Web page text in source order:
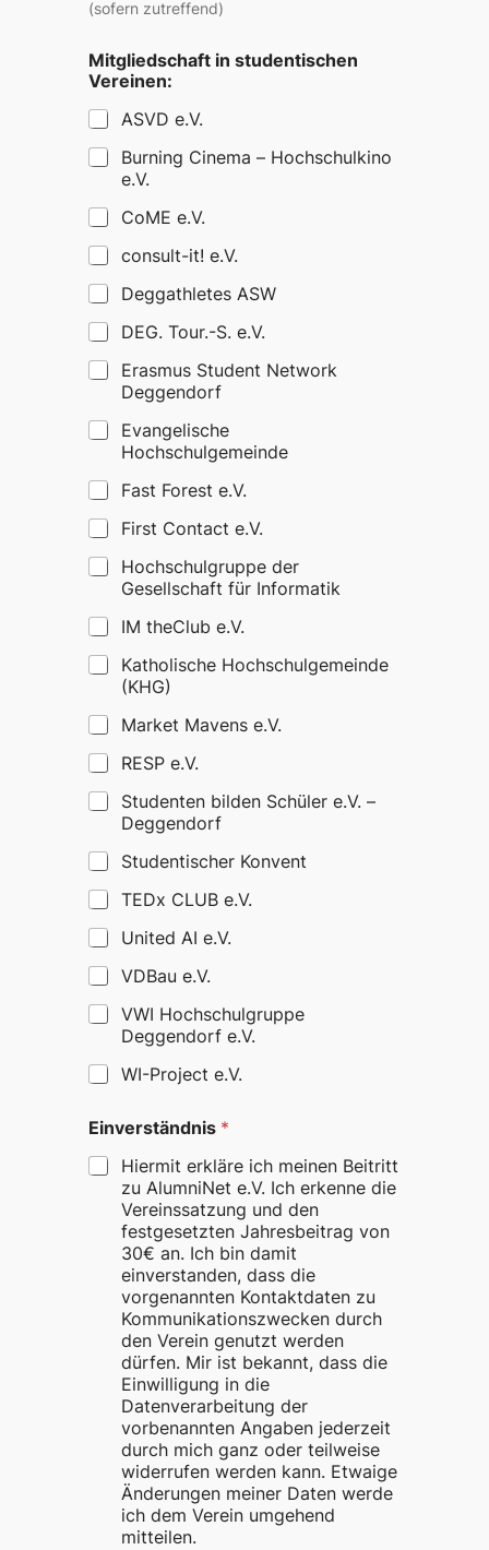
(sofern zutreffend)
Mitgliedschaft in studentischen
Vereinen:
ASVD e.V.
Burning Cinema – Hochschulkino
e.V.
CoME e.V.
consult-it! e.V.
Deggathletes ASW
DEG. Tour.-S. e.V.
Erasmus Student Network
Deggendorf
Evangelische
Hochschulgemeinde
Fast Forest e.V.
First Contact e.V.
Hochschulgruppe der
Gesellschaft für Informatik
IM theClub e.V.
Katholische Hochschulgemeinde
(KHG)
Market Mavens e.V.
RESP e.V.
Studenten bilden Schüler e.V. –
Deggendorf
Studentischer Konvent
TEDx CLUB e.V.
United AI e.V.
VDBau e.V.
VWI Hochschulgruppe
Deggendorf e.V.
WI-Project e.V.
Einverständnis *
Hiermit erkläre ich meinen Beitritt
zu AlumniNet e.V. Ich erkenne die
Vereinssatzung und den
festgesetzten Jahresbeitrag von
30€ an. Ich bin damit
einverstanden, dass die
vorgenannten Kontaktdaten zu
Kommunikationszwecken durch
den Verein genutzt werden
dürfen. Mir ist bekannt, dass die
Einwilligung in die
Datenverarbeitung der
vorbenannten Angaben jederzeit
durch mich ganz oder teilweise
widerrufen werden kann. Etwaige
Änderungen meiner Daten werde
ich dem Verein umgehend
mitteilen.